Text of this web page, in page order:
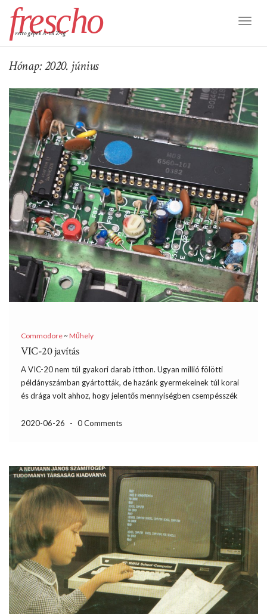
frescho
retro gépek A-tól Z-ig
Hónap:2020. június
Commodore~Műhely
VIC-20 javítás
A VIC-20 nem túl gyakori darab itthon. Ugyan millió fölötti
példányszámban gyártották, de hazánk gyermekeinek túl korai
és drága volt ahhoz, hogy jelentős mennyiségben csempésszék
példányom szerepel. Most egy későbbi olcsóbb (Cost Reduced
2020-06-26 - 0 Comments